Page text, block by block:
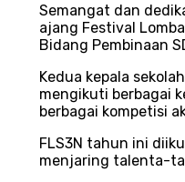
Semangat dan
ajang Festival
Bidang Pembinaan
Kedua kepala
mengikuti berbagai
berbagai kompetisi
FLS3N tahun ini
menjaring talenta-